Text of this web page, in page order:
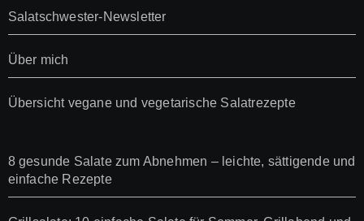
Salatschwester-Newsletter
Über mich
Übersicht vegane und vegetarische Salatrezepte
8 gesunde Salate zum Abnehmen – leichte, sättigende und
einfache Rezepte